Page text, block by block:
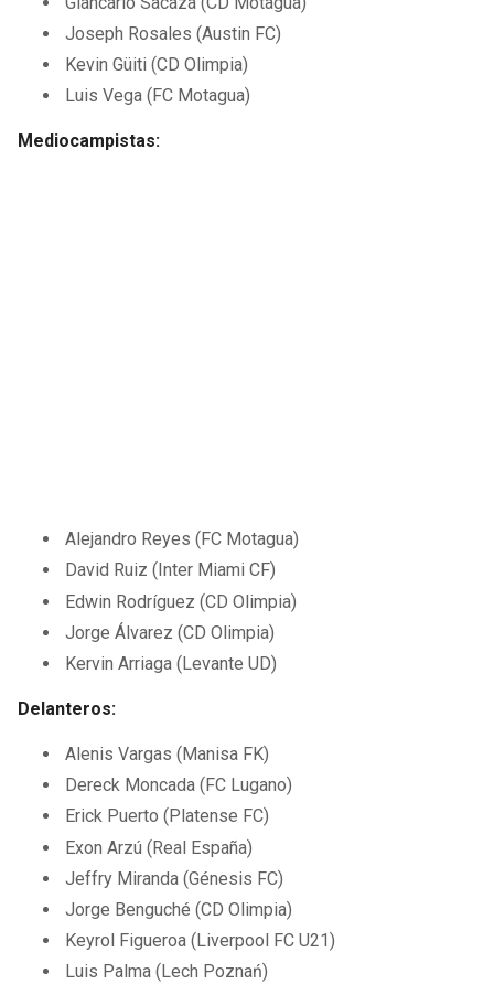
Joseph Rosales (Austin FC)
Kevin Güiti (CD Olimpia)
Luis Vega (FC Motagua)
Mediocampistas:
Alejandro Reyes (FC Motagua)
David Ruiz (Inter Miami CF)
Edwin Rodríguez (CD Olimpia)
Jorge Álvarez (CD Olimpia)
Kervin Arriaga (Levante UD)
Delanteros:
Alenis Vargas (Manisa FK)
Dereck Moncada (FC Lugano)
Erick Puerto (Platense FC)
Exon Arzú (Real España)
Jeffry Miranda (Génesis FC)
Jorge Benguché (CD Olimpia)
Keyrol Figueroa (Liverpool FC U21)
Luis Palma (Lech Poznań)